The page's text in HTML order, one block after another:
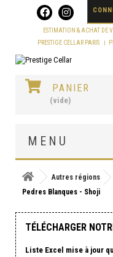
ESTIMATION & ACHAT DE
PRESTIGE CELLAR PARIS
PANIER
(vide)
MENU
Autres régions
Pedres Blanques - Shoji
TÉLÉCHARGER
Liste Excel mise à jour
Panneau de gestion des cookies